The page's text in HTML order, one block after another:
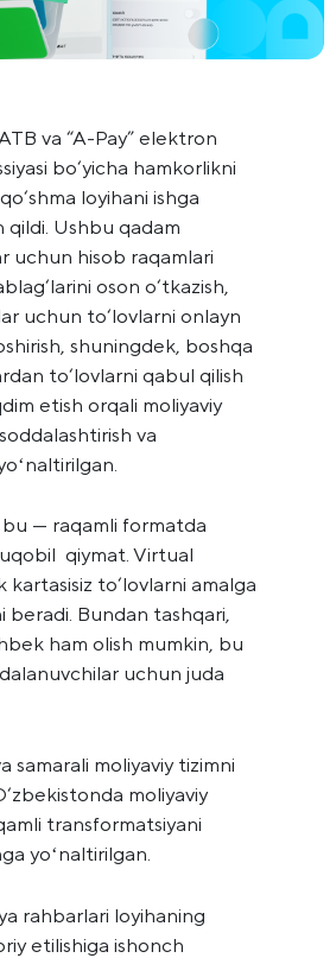
va “A-Pay” elektron
bo‘yicha hamkorlikni
loyihani ishga
qildi. Ushbu qadam
uchun hisob raqamlari
oson o‘tkazish,
uchun to‘lovlarni onlayn
shuningdek, boshqa
to‘lovlarni qabul qilish
etish orqali moliyaviy
va
— raqamli formatda
qiymat. Virtual
kartasisiz to‘lovlarni amalga
beradi. Bundan tashqari,
ham olish mumkin, bu
uchun juda
samarali moliyaviy tizimni
moliyaviy
transformatsiyani
yoʻnaltirilgan.
rahbarlari loyihaning
etilishiga ishonch